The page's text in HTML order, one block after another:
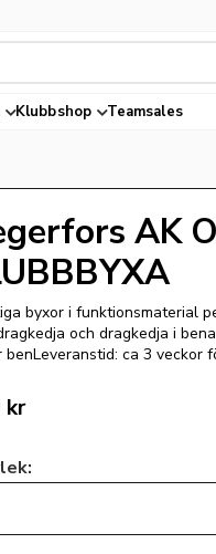
Klubbshop Teamsales
AK
byxor i funktionsmaterial
och dragkedja i
benLeveranstid: ca 3 veckor
kr